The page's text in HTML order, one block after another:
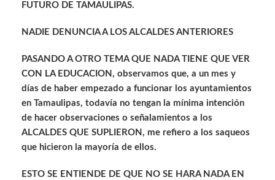
FUTURO DE TAMAULIPAS.
NADIE DENUNCIA A LOS ALCALDES ANTERIORES
PASANDO A OTRO TEMA QUE NADA TIENE QUE VER
CON LA EDUCACION, observamos que, a un mes y
días de haber empezado a funcionar los ayuntamientos
en Tamaulipas, todavía no tengan la mínima intención
de hacer observaciones o señalamientos a los
ALCALDES QUE SUPLIERON, me refiero a los saqueos
que hicieron la mayoría de ellos.
ESTO SE ENTIENDE DE QUE NO SE HARA NADA EN